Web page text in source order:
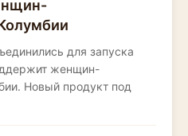
для запуска
женщин-
Новый продукт под